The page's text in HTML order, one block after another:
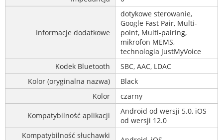
Informacje dodatkowe
dotykowe sterowanie,
Google Fast Pair, Multi-
point, Multi-pairing,
mikrofon MEMS,
technologia JustMyVoice
Kodek Bluetooth
SBC, AAC, LDAC
Kolor (oryginalna nazwa)
Black
Kolor
czarny
Kompatybilność aplikacji
Android od wersji 5.0, iOS
od wersji 12.0
Kompatybilność słuchawki